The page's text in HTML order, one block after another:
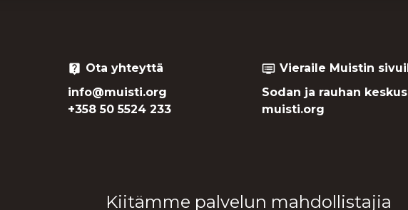
live_help Ota yhteyttä
info@muisti.org
+358 50 5524 233
dvr Vieraile Muistin
Sodan ja rauhan
muisti.org
Kiitämme palvelun mahdollistajia